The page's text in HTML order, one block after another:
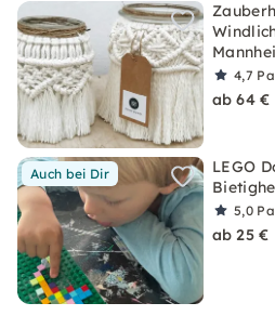
4,7
ab 64 €
Auch bei Dir
LEGO
5,0
ab 25 €